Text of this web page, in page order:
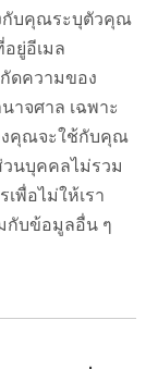
กับคุณระบุตัวคุณ
ยู่อีเมล
ดความของ
าจศาล เฉพาะ
คุณจะใช้กับคุณ
นบุคคลไม่รวม
พื่อไม่ให้เรา
กับข้อมูลอื่น ๆ